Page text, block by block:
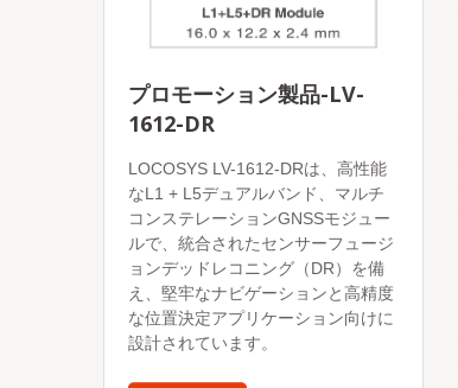
プロモーション製品-LV-
1612-DR
LOCOSYS LV-1612-DRは、高性能
なL1 + L5デュアルバンド、マルチ
コンステレーションGNSSモジュー
ルで、統合されたセンサーフュージ
ョンデッドレコニング（DR）を備
え、堅牢なナビゲーションと高精度
な位置決定アプリケーション向けに
設計されています。